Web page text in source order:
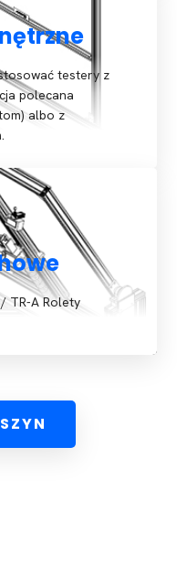
testery z
polecana
albo z
TR-A Rolety